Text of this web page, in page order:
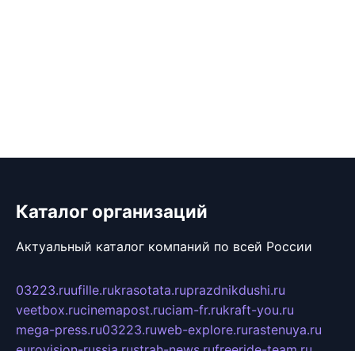
Каталог организаций
Актуальный каталог компаний по всей России
03223.ruufille.rukrasotata.ruprazdnikdushi.ru
veetbox.rucinemapost.ruciam-fr.rukraft-you.ru
mega-press.ru03223.ruweb-explore.rurastenuya.ru